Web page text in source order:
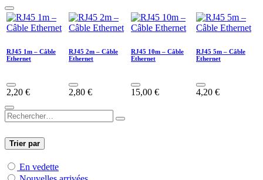
RJ45 1m – Câble
Ethernet
2,20 €
RJ45 2m – Câble
Ethernet
2,80 €
RJ45 10m – Câble
Ethernet
15,00 €
RJ45 5m – Câble
Ethernet
4,20 €
Trier par
En vedette